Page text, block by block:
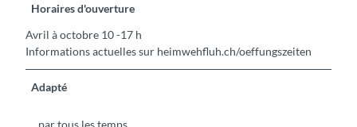
Horaires d'ouverture
Avril à octobre 10 -17 h
Informations actuelles sur heimwehfluh.ch/oeffungszeiten
Adapté